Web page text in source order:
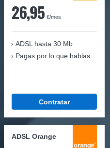
26,95 €/mes
ADSL hasta 30 Mb
Pagas por lo que hablas
Contratar
ADSL Orange